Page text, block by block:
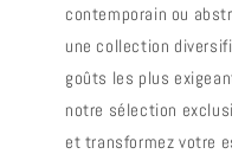
contemporain ou
une collection
goûts les plus
notre sélection
et transformez votre